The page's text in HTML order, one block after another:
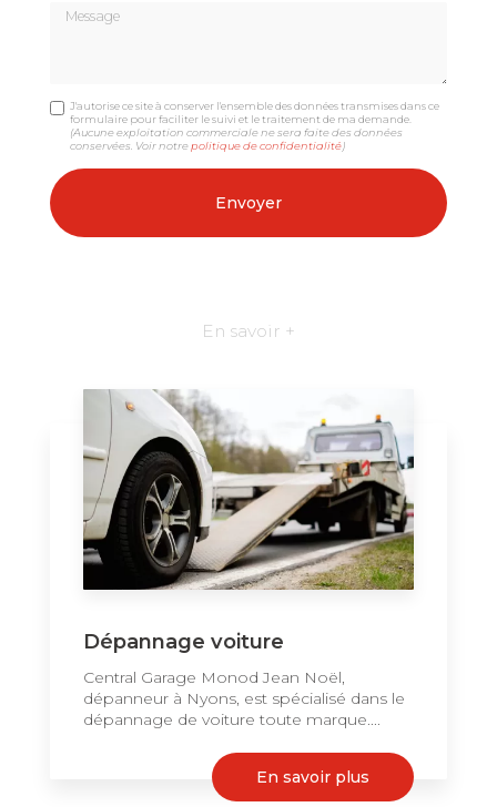
Message
J'autorise ce site à conserver l'ensemble des données transmises dans ce
formulaire pour faciliter le suivi et le traitement de ma demande.
(Aucune exploitation commerciale ne sera faite des données
conservées. Voir notrepolitique de confidentialité)
En savoir +
Dépannage voiture
Central Garage Monod Jean Noël,
dépanneur à Nyons, est spécialisé dans le
dépannage de voiture toute marque....
En savoir plus